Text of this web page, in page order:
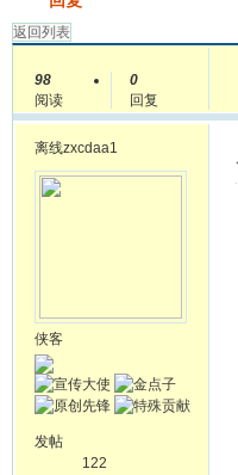
返回列表
98
阅读
0
回复
离线zxcdaa1
侠客
发帖
122